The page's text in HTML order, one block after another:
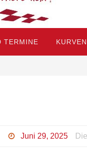
TERMINE
Juni 29, 2025